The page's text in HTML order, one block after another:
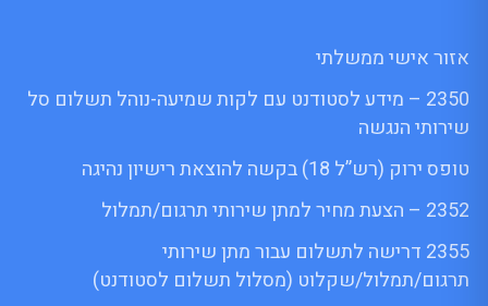
אזור אישי ממשלתי
2350 – מידע לסטודנט עם לקות שמיעה-נוהל תשלום סל
שירותי הנגשה
טופס ירוק (רש”ל 18) בקשה להוצאת רישיון נהיגה
2352 – הצעת מחיר למתן שירותי תרגום/תמלול
2355 דרישה לתשלום עבור מתן שירותי
תרגום/תמלול/שקלוט (מסלול תשלום לסטודנט)